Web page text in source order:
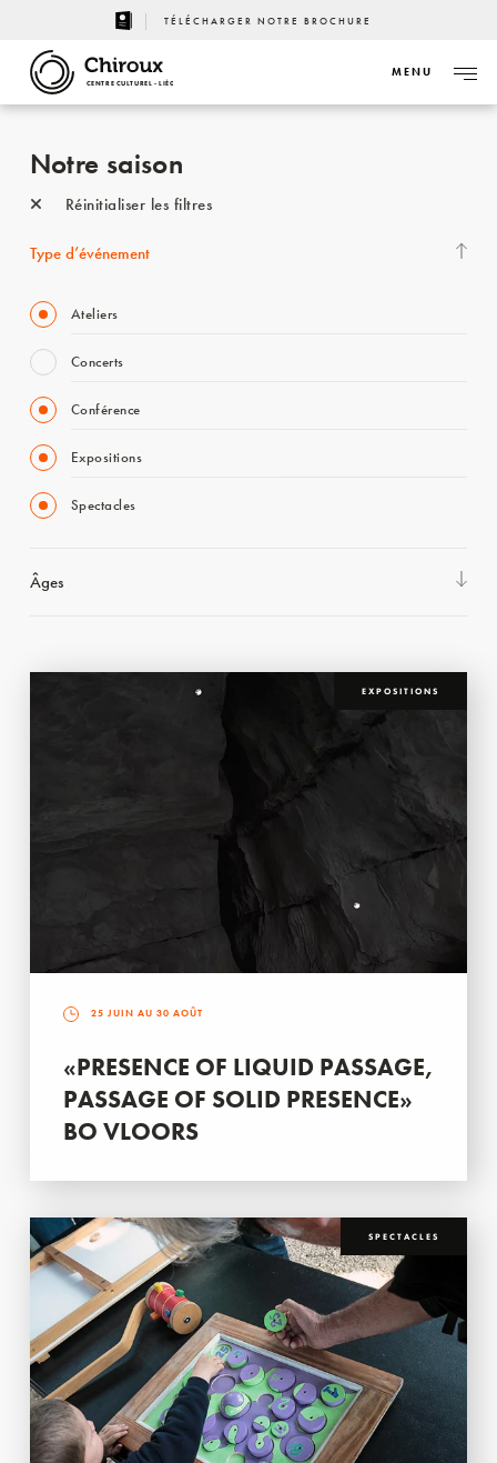
TÉLÉCHARGER NOTRE BROCHURE
CENTRE CULTUREL - LIÈGE
MENU
Notre saison
Réinitialiser les filtres
Type d’événement
Ateliers
Concerts
Conférence
Expositions
Spectacles
Âges
EXPOSITIONS
25 JUIN AU 30 AOÛT
«PRESENCE OF LIQUID PASSAGE,
PASSAGE OF SOLID PRESENCE»
BO VLOORS
SPECTACLES